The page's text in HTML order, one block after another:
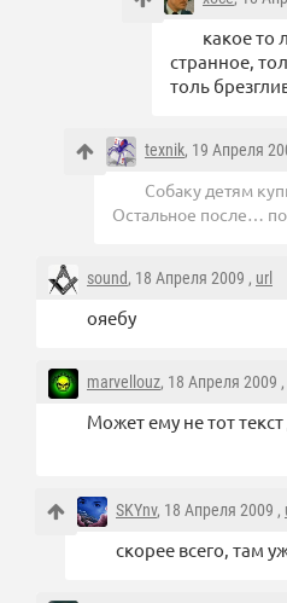
какое то
странное,
толь
texnik, 19 Апреля
Собаку детям
Остальное после…
sound, 18 Апреля 2009 , url
ояебу
marvellouz, 18 Апреля 2009 ,
Может ему не тот
SKYnv, 18 Апреля 2009 ,
скорее всего, там